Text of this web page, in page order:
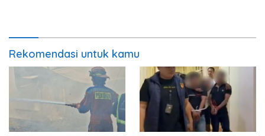
Rekomendasi untuk kamu